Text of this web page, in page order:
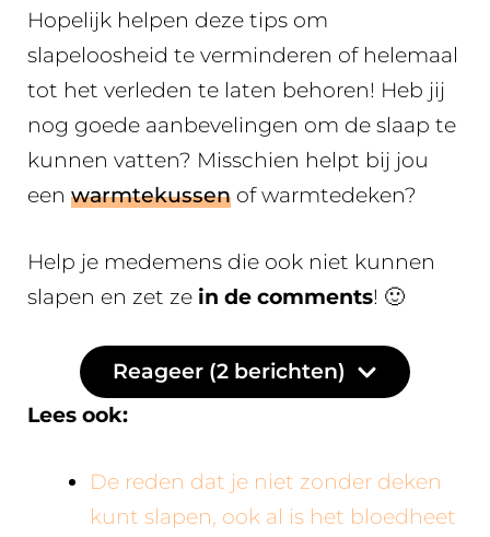
Hopelijk helpen deze tips om
slapeloosheid te verminderen of helemaal
tot het verleden te laten behoren! Heb jij
nog goede aanbevelingen om de slaap te
kunnen vatten? Misschien helpt bij jou
een warmtekussen of warmtedeken?
Help je medemens die ook niet kunnen
slapen en zet ze in de comments! 🙂
Reageer (2 berichten)
Lees ook:
De reden dat je niet zonder deken
kunt slapen, ook al is het bloedheet